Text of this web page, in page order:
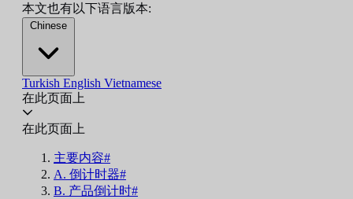
本文也有以下语言版本:
Chinese
Turkish English Vietnamese
在此页面上
在此页面上
主要内容#
A. 倒计时器#
B. 产品倒计时#